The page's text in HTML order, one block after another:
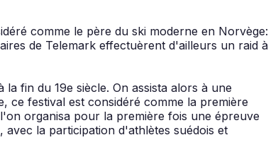
comme le père du ski moderne en Norvège:
de Telemark effectuèrent d'ailleurs un raid à
fin du 19e siècle. On assista alors à une
ce festival est considéré comme la première
organisa pour la première fois une épreuve
la participation d'athlètes suédois et